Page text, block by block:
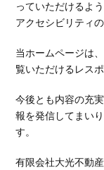
っていただけるよ
アクセシビリティ
当ホームページは
覧いただけるレス
今後とも内容の充
報を発信してまい
す。
有限会社大光不動